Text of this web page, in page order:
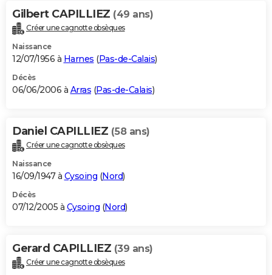
Gilbert CAPILLIEZ (49 ans)
Créer une cagnotte obsèques
Naissance
12/07/1956 à Harnes (Pas-de-Calais)
Décès
06/06/2006 à Arras (Pas-de-Calais)
Daniel CAPILLIEZ (58 ans)
Créer une cagnotte obsèques
Naissance
16/09/1947 à Cysoing (Nord)
Décès
07/12/2005 à Cysoing (Nord)
Gerard CAPILLIEZ (39 ans)
Créer une cagnotte obsèques